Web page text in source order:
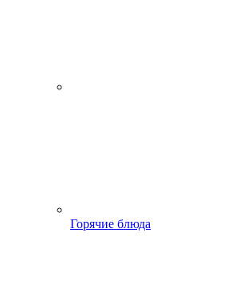
Горячие блюда